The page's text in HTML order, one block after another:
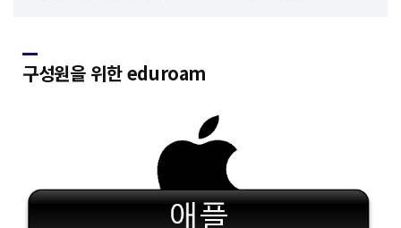
구성원을 위한 eduroam